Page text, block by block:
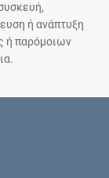
ή ανάπτυξη
ή παρόμοιων